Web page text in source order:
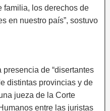
familia, los derechos de
en nuestro país”, sostuvo
de “disertantes
distintas provincias y de
jueza de la Corte
entre las juristas